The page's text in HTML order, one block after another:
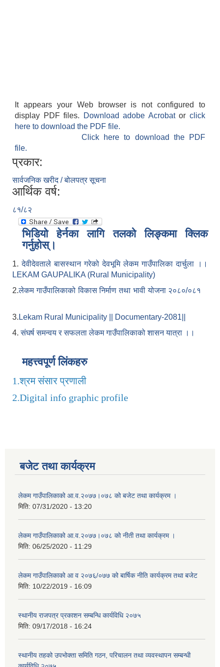
It appears your Web browser is not configured to
display PDF files.
Download adobe Acrobatorclick
here to download the PDF file.
Click here to download the PDF
file.
प्रकार:
सार्वजनिक खरीद / बोलपत्र सूचना
आर्थिक वर्ष:
८१/८२
भिडियो हेर्नका लागि तलको लिङ्कमा क्लिक
गर्नुहोस्।
1.देवीदेवताले बासस्थान गरेको देवभूमि लेकम गाउँपालिका दार्चुला ।।
LEKAM GAUPALIKA (Rural Municipality)
2.लेकम गाउँपालिकाको विकास निर्माण तथा भावी योजना २०८०/०८१
3. Lekam Rural Municipality || Documentary-2081||
4.संघर्ष समन्वय र सफलता लेकम गाउँपालिकाको शासन यात्रा ।।
महत्त्वपूर्ण लिंकहरु
1.श्रम संसार प्रणाली
2.Digital info graphic profile
बजेट तथा कार्यक्रम
लेकम गाउँपालिकाको आ.व.२०७७।०७८ को बजेट तथा कार्यक्रम ।
मिति: 07/31/2020 - 13:20
लेकम गाउँपालिकाको आ.व.२०७७।०७८ को नीती तथा कार्यक्रम ।
मिति: 06/25/2020 - 11:29
लेकम गाउँपालिकाको आ व २०७६/०७७ को बार्षिक नीति कार्यक्रम तथा बजेट
मिति: 10/22/2019 - 16:09
स्थानीय राजपत्र प्रकाशन सम्बन्धि कार्यविधि २०७५
मिति: 09/17/2018 - 16:24
स्थानीय तहको उपभोक्ता समिति गठन, परिचालन तथा व्यवस्थापन सम्बन्धी